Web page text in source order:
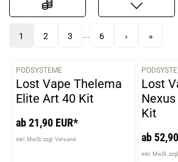
1 2 3 ... 6 › »
VARIANTEN
PODSYSTEME
Lost Vape Thelema
Elite Art 40 Kit
ab 21,90 EUR*
inkl. MwSt. zzgl. Versand
Lost
Kit
ab
inkl. MwSt.